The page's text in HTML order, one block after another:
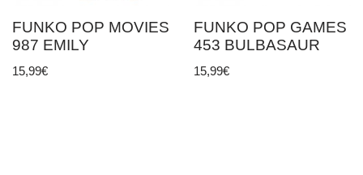
FUNKO POP MOVIES
987 EMILY
15,99€
FUNKO POP GAMES
453 BULBASAUR
15,99€